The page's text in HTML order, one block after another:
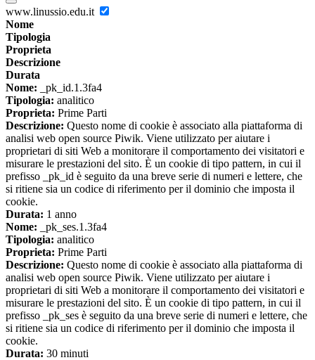
www.linussio.edu.it
Nome
Tipologia
Proprieta
Descrizione
Durata
Nome: _pk_id.1.3fa4
Tipologia: analitico
Proprieta: Prime Parti
Descrizione: Questo nome di cookie è associato alla piattaforma di
analisi web open source Piwik. Viene utilizzato per aiutare i
proprietari di siti Web a monitorare il comportamento dei visitatori e
misurare le prestazioni del sito. È un cookie di tipo pattern, in cui il
prefisso _pk_id è seguito da una breve serie di numeri e lettere, che
si ritiene sia un codice di riferimento per il dominio che imposta il
cookie.
Durata: 1 anno
Nome: _pk_ses.1.3fa4
Tipologia: analitico
Proprieta: Prime Parti
Descrizione: Questo nome di cookie è associato alla piattaforma di
analisi web open source Piwik. Viene utilizzato per aiutare i
proprietari di siti Web a monitorare il comportamento dei visitatori e
misurare le prestazioni del sito. È un cookie di tipo pattern, in cui il
prefisso _pk_ses è seguito da una breve serie di numeri e lettere, che
si ritiene sia un codice di riferimento per il dominio che imposta il
cookie.
Durata: 30 minuti